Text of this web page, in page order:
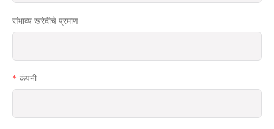
संभाव्य खरेदीचे प्रमाण
कंपनी